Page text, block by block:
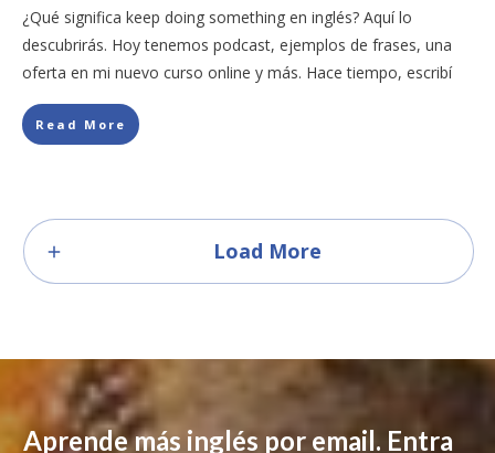
¿Qué significa keep doing something en inglés? Aquí lo
descubrirás. Hoy tenemos podcast, ejemplos de frases, una
oferta en mi nuevo curso online y más. Hace tiempo, escribí
Read More
Load More
Aprende más inglés por email. Entra